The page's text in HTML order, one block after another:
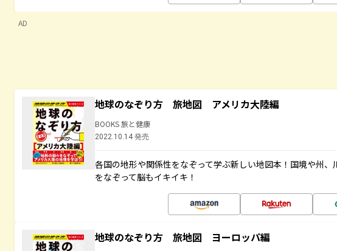
AD
地球のなぞり方 旅地図 アメリカ大陸編
BOOKS 旅と健康
2022.10.14 発売
各国の地形や関係性をなぞって学ぶ新しい地図本！国境や州
をなぞって脳もイキイキ！
地球のなぞり方 旅地図 ヨーロッパ編